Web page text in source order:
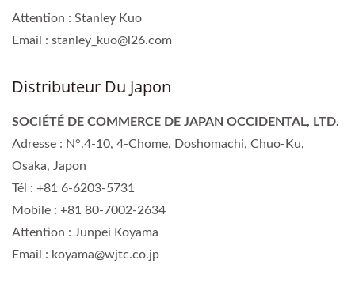
Attention : Stanley Kuo
Email : stanley_kuo@l26.com
Distributeur Du Japon
SOCIÉTÉ DE COMMERCE DE JAPAN OCCIDENTAL, LTD.
Adresse : N°.4-10, 4-Chome, Doshomachi, Chuo-Ku,
Osaka, Japon
Tél : +81 6-6203-5731
Mobile : +81 80-7002-2634
Attention : Junpei Koyama
Email : koyama@wjtc.co.jp